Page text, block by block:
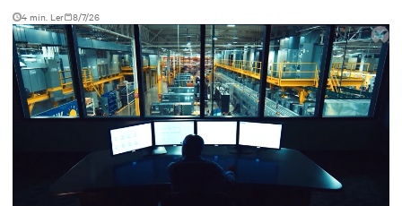
4 min. Ler 8/7/26